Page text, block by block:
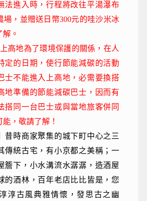
法進入時，行程將改往平湯瀑布
場，並贈送日幣300元的哇沙米冰
。
高地為了環境保護的關係，在人
定的日期，使行節能減碳的活動
士不能進入上高地，必需要換搭
地準備的節能減碳巴士，因而有
搭同一台巴士或與當地旅客併同
，敬請了解！
昔時商家聚集的城下町中心之三
傳統古宅，有小京都之美稱；一
簷下，小水溝流水潺潺，造酒屋
的酒林，百年老店比比皆是，您
淳古風典雅情懷，發思古之幽